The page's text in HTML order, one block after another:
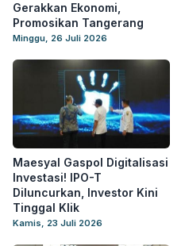
Gerakkan Ekonomi,
Promosikan Tangerang
Minggu, 26 Juli 2026
Maesyal Gaspol Digitalisasi
Investasi! IPO-T
Diluncurkan, Investor Kini
Tinggal Klik
Kamis, 23 Juli 2026